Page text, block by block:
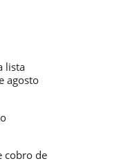
lista
agosto
cobro de